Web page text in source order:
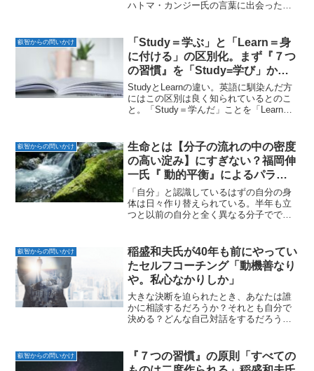
ハトマ・カンジー氏の言葉に出会った。
叡智からの問いかけ
「Study＝学ぶ」と「Learn＝身
に付ける」の区別化。まず『７つ
の習慣』を「Study=学び」から
「Learn=習慣」に
StudyとLearnの違い。英語に馴染んだ方
にはこの区別は良く知られているとのこ
と。「Study＝学んだ」ことを「Learn＝
まずは『７つの習慣』を「Study＝学ん...
叡智からの問いかけ
生命とは【分子の流れの中の密度
の高い淀み】にすぎない？福岡伸
一氏『 動的平衡』によるパラダ
イムシフト
「自分」と認識しているはずの自分の身
体は日々作り替えられている。半年も立
つと以前の自分と全く異なる分子ででき
まそこに密度が高まっている緩い分子の
淀み】にすぎないらしい。...
叡智からの問いかけ
稲盛和夫氏が40年も前にやってい
たセルフコーチング「動機善なり
や。私心なかりしか」
大きな決断を迫られたとき、あなたは誰
かに相談するだろうか？それとも自分で
決める？どんな自己対話をするだろう
感か。もしもその時に「この動機は善
か、そこに私心はないか」と問...
叡智からの問いかけ
『７つの習慣』の原則「すべての